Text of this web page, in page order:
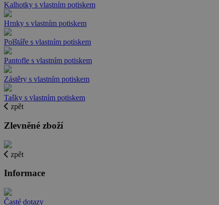
Kalhotky s vlastním potiskem
Hrnky s vlastním potiskem
Polštáře s vlastním potiskem
Pantofle s vlastním potiskem
Zástěry s vlastním potiskem
Tašky s vlastním potiskem
zpět
Zlevněné zboží
zpět
Informace
Časté dotazy